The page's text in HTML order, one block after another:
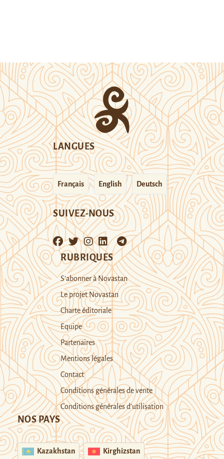
LANGUES
Français English Deutsch
SUIVEZ-NOUS
RUBRIQUES
S’abonner à Novastan
Le projet Novastan
Charte éditoriale
Equipe
Partenaires
Mentions légales
Contact
Conditions générales de vente
Conditions générales d’utilisation
NOS PAYS
Kazakhstan Kirghizstan